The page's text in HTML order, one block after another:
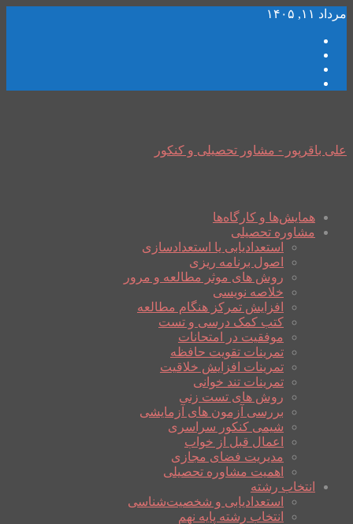
مرداد ۱۱, ۱۴۰۵
علی باقرپور - مشاور تحصیلی و کنکور
همایش‌ها و کارگاه‌ها
مشاوره تحصیلی
استعدادیابی یا استعدادسازی
اصول برنامه ریزی
روش های موثر مطالعه و مرور
خلاصه نویسی
افزایش تمرکز هنگام مطالعه
کتب کمک درسی و تست
موفقیت در امتحانات
تمرینات تقویت حافظه
تمرینات افزایش خلاقیت
تمرینات تند خوانی
روش های تست زنی
بررسی آزمون های آزمایشی
شیمی کنکور سراسری
اعمال قبل از خواب
مدیریت فضای مجازی
اهمیت مشاوره تحصیلی
انتخاب رشته
استعدادیابی و شخصیت‌شناسی
انتخاب رشته پایه نهم